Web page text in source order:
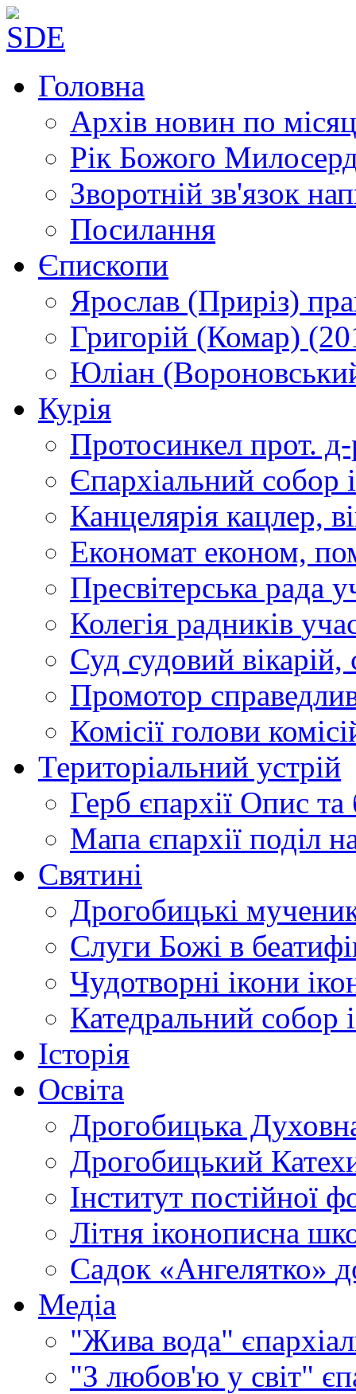
Головна
Архів новин по
Рік Божого
Зворотній зв'язок
Посилання
Єпископи
Ярослав (Приріз)
Григорій (Комар)
Юліан
Курія
Протосинкел прот.
Єпархіальний собор
Канцелярія кацлер,
Економат економ,
Пресвітерська рада
Колегія радників
Суд судовий вікарій,
Промотор
Комісії голови
Територіальний устрій
Герб єпархії Опис та
Мапа єпархії поділ
Святині
Дрогобицькі
Слуги Божі в
Чудотворні ікони
Катедральний собор
Історія
Освіта
Дрогобицька
Дрогобицький
Інститут постійної
Літня іконописна
Садок «Ангелятко»
Медіа
"Жива вода"
"З любов'ю у світ"